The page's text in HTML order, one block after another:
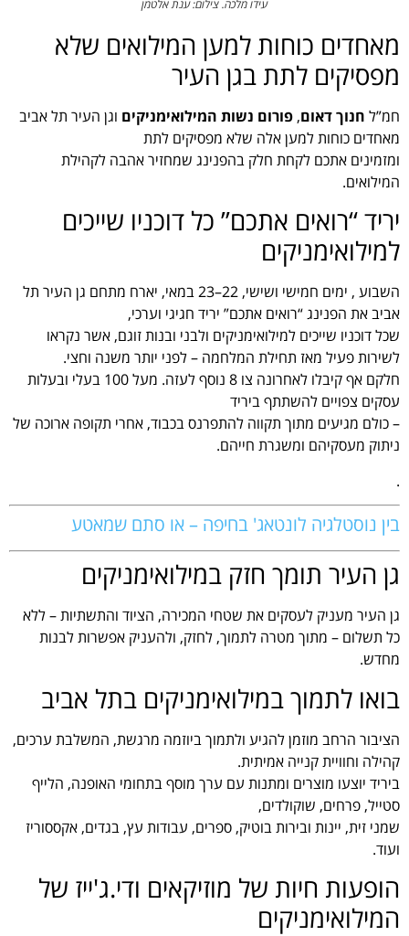
עידו מלכה. צילום: ענת אלטמן
מאחדים כוחות למען המילואים שלא
מפסיקים לתת בגן העיר
חמ”ל חנוך דאום, פורום נשות המילואימניקים וגן העיר תל אביב
מאחדים כוחות למען אלה שלא מפסיקים לתת
ומזמינים אתכם לקחת חלק בהפנינג שמחזיר אהבה לקהילת
המילואים.
יריד “רואים אתכם” כל דוכניו שייכים
למילואימניקים
השבוע , ימים חמישי ושישי, 22–23 במאי, יארח מתחם גן העיר תל
אביב את הפנינג “רואים אתכם” יריד חגיגי וערכי,
שכל דוכניו שייכים למילואימניקים ולבני ובנות זוגם, אשר נקראו
לשירות פעיל מאז תחילת המלחמה – לפני יותר משנה וחצי.
חלקם אף קיבלו לאחרונה צו 8 נוסף לעזה. מעל 100 בעלי ובעלות
עסקים צפויים להשתתף ביריד
– כולם מגיעים מתוך תקווה להתפרנס בכבוד, אחרי תקופה ארוכה של
ניתוק מעסקיהם ומשגרת חייהם.
.
בין נוסטלגיה לונטאג' בחיפה – או סתם שמאטע
גן העיר תומך חזק במילואימניקים
גן העיר מעניק לעסקים את שטחי המכירה, הציוד והתשתיות – ללא
כל תשלום – מתוך מטרה לתמוך, לחזק, ולהעניק אפשרות לבנות
מחדש.
בואו לתמוך במילואימניקים בתל אביב
הציבור הרחב מוזמן להגיע ולתמוך ביוזמה מרגשת, המשלבת ערכים,
קהילה וחוויית קנייה אמיתית.
ביריד יוצעו מוצרים ומתנות עם ערך מוסף בתחומי האופנה, הלייף
סטייל, פרחים, שוקולדים,
שמני זית, יינות ובירות בוטיק, ספרים, עבודות עץ, בגדים, אקססוריז
ועוד.
הופעות חיות של מוזיקאים ודי.ג'ייז של
המילואימניקים